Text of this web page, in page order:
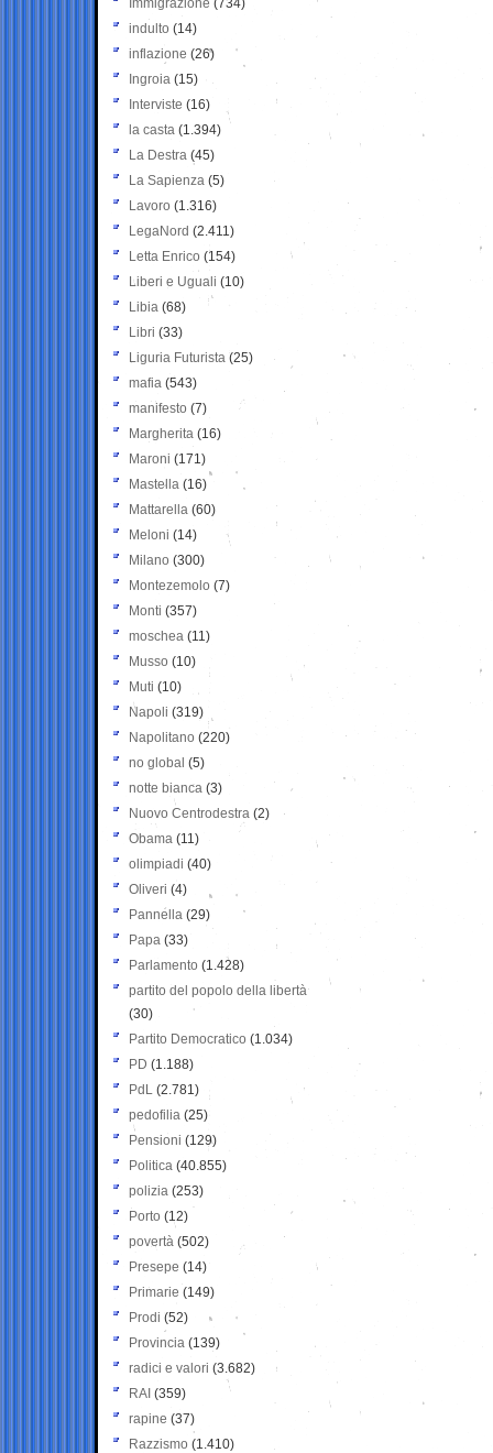
Immigrazione (734)
indulto (14)
inflazione (26)
Ingroia (15)
Interviste (16)
la casta (1.394)
La Destra (45)
La Sapienza (5)
Lavoro (1.316)
LegaNord (2.411)
Letta Enrico (154)
Liberi e Uguali (10)
Libia (68)
Libri (33)
Liguria Futurista (25)
mafia (543)
manifesto (7)
Margherita (16)
Maroni (171)
Mastella (16)
Mattarella (60)
Meloni (14)
Milano (300)
Montezemolo (7)
Monti (357)
moschea (11)
Musso (10)
Muti (10)
Napoli (319)
Napolitano (220)
no global (5)
notte bianca (3)
Nuovo Centrodestra (2)
Obama (11)
olimpiadi (40)
Oliveri (4)
Pannella (29)
Papa (33)
Parlamento (1.428)
partito del popolo della libertà
(30)
Partito Democratico (1.034)
PD (1.188)
PdL (2.781)
pedofilia (25)
Pensioni (129)
Politica (40.855)
polizia (253)
Porto (12)
povertà (502)
Presepe (14)
Primarie (149)
Prodi (52)
Provincia (139)
radici e valori (3.682)
RAI (359)
rapine (37)
Razzismo (1.410)